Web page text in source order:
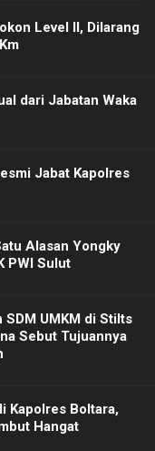
Level II, Dilarang
dari Jabatan Waka
Jabat Kapolres
Alasan Yongky
PWI Sulut
SDM UMKM di Stilts
Sebut Tujuannya
Kapolres Boltara,
Hangat